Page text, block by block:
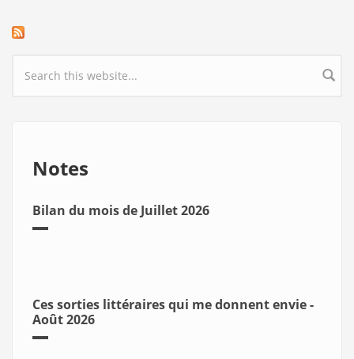
Search form
Notes
Bilan du mois de Juillet 2026
Ces sorties littéraires qui me donnent envie -
Août 2026